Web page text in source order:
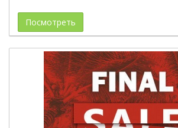
Посмотреть